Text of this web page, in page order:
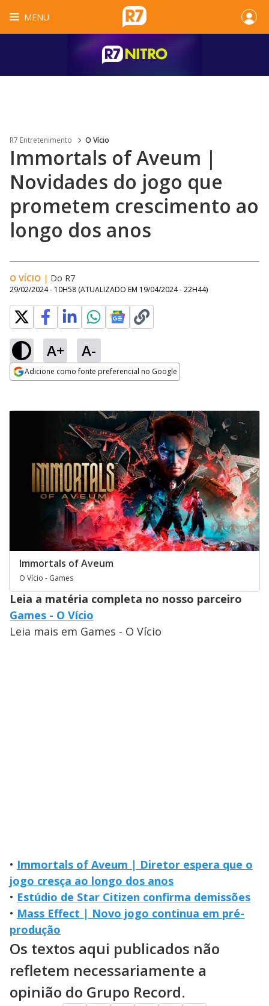
MENU
R7 Entretenimento O Vício
Immortals of Aveum |
Novidades do jogo que
prometem crescimento ao
longo dos anos
O VÍCIO | Do R7
29/02/2024 - 10H58 (ATUALIZADO EM 19/04/2024 - 22H44)
A+ A-
Adicione como fonte preferencial no Google
Immortals of Aveum
O Vício - Games
Leia a matéria completa no nosso parceiro
Games - O Vício
Leia mais em Games - O Vício
• Immortals of Aveum | Diretor espera que o
jogo cresça ao longo dos anos
• Estúdio de Star Citizen confirma demissões
• Mass Effect | Novo jogo continua em pré-
produção
Os textos aqui publicados não
refletem necessariamente a
opinião do Grupo Record.